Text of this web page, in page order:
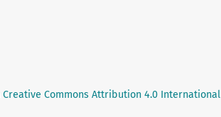
Creative Commons Attribution 4.0 International